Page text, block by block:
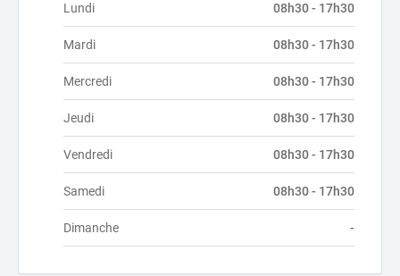
Lundi 08h30 - 17h30
Mardi 08h30 - 17h30
Mercredi 08h30 - 17h30
Jeudi 08h30 - 17h30
Vendredi 08h30 - 17h30
Samedi 08h30 - 17h30
Dimanche -